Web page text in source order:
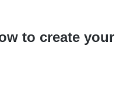
to create your